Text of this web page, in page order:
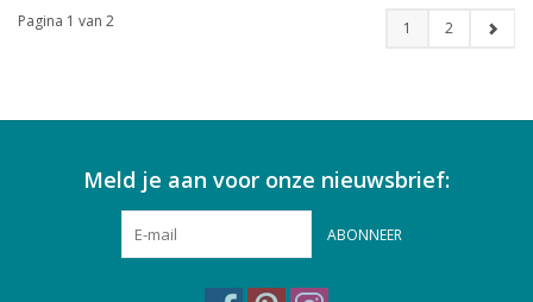
Pagina 1 van 2 1 2
Meld je aan voor onze nieuwsbrief:
ABONNEER